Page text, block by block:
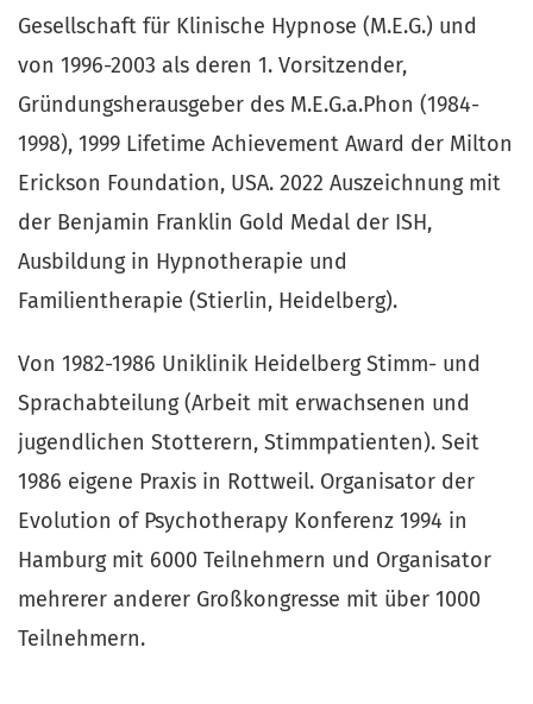
Gesellschaft für Klinische Hypnose (M.E.G.) und
von 1996-2003 als deren 1. Vorsitzender,
Gründungsherausgeber des M.E.G.a.Phon (1984-
1998), 1999 Lifetime Achievement Award der Milton
Erickson Foundation, USA. 2022 Auszeichnung mit
der Benjamin Franklin Gold Medal der ISH,
Ausbildung in Hypnotherapie und
Familientherapie (Stierlin, Heidelberg).
Von 1982-1986 Uniklinik Heidelberg Stimm- und
Sprachabteilung (Arbeit mit erwachsenen und
jugendlichen Stotterern, Stimmpatienten). Seit
1986 eigene Praxis in Rottweil. Organisator der
Evolution of Psychotherapy Konferenz 1994 in
Hamburg mit 6000 Teilnehmern und Organisator
mehrerer anderer Großkongresse mit über 1000
Teilnehmern.